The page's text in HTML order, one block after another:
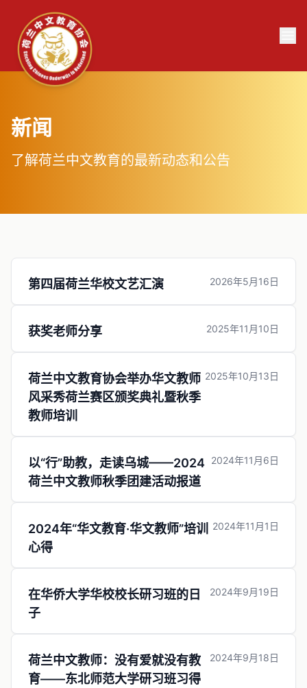
新闻
了解荷兰中文教育的最新动态和公告
第四届荷兰华校文艺汇演 2026年5月16日
获奖老师分享 2025年11月10日
荷兰中文教育协会举办华文教师
风采秀荷兰赛区颁奖典礼暨秋季
教师培训
2025年10月13日
以“行”助教，走读乌城——2024
荷兰中文教师秋季团建活动报道
2024年11月6日
2024年“华文教育·华文教师”培训
心得
2024年11月1日
在华侨大学华校校长研习班的日
子
2024年9月19日
荷兰中文教师：没有爱就没有教
育——东北师范大学研习班习得
2024年9月18日